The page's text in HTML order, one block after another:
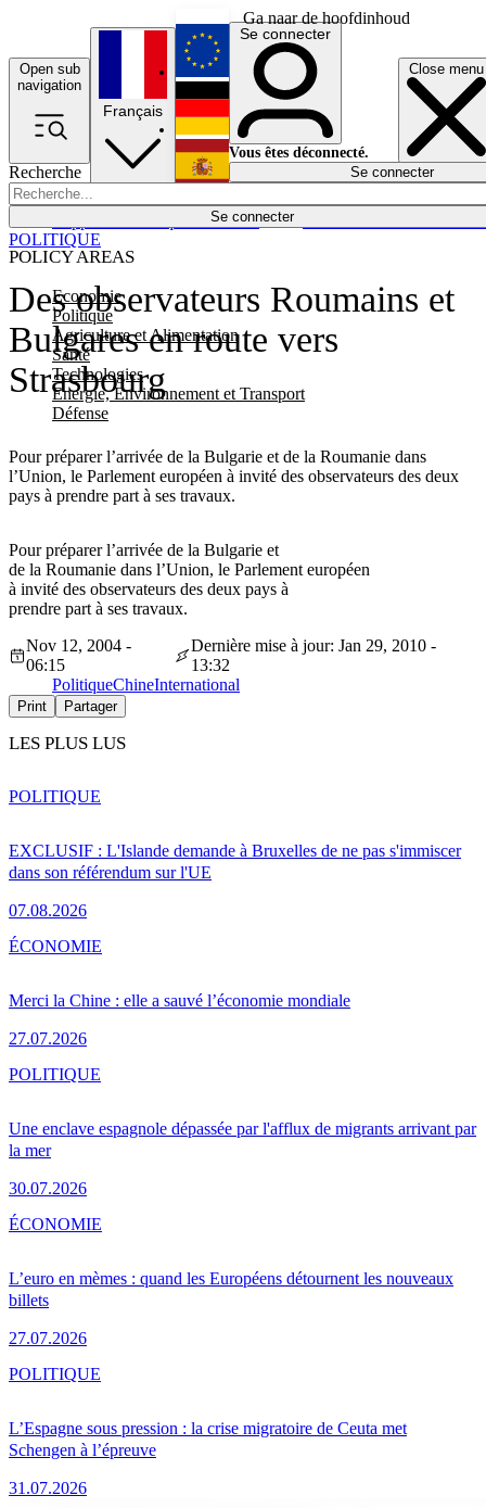
Ga naar de hoofdinhoud
Open sub
navigation
Close menu
Recherche
Se connecter
POLICY AREAS
Economie
Politique
Agriculture et Alimentation
Santé
Technologies
Energie, Environnement et Transport
Défense
Économie
Français
English
Deutsch
Español
Se connecter
Vous êtes déconnecté.
Se connecter
Des observateurs Roumains et
Bulgares en route vers
Strasbourg
Pour préparer l’arrivée de la Bulgarie et de la Roumanie dans
l’Union, le Parlement européen à invité des observateurs des deux
pays à prendre part à ses travaux.
POLITIQUE
Pour préparer l’arrivée de la Bulgarie et
de la Roumanie dans l’Union, le Parlement européen
à invité des observateurs des deux pays à
prendre part à ses travaux.
Nov 12, 2004 -
06:15
Dernière mise à jour: Jan 29, 2010 -
13:32
PolitiqueChineInternational
Print Partager
LES PLUS LUS
EXCLUSIF : L'Islande demande à Bruxelles de ne pas s'immiscer
dans son référendum sur l'UE
07.08.2026
POLITIQUE
Merci la Chine : elle a sauvé l’économie mondiale
27.07.2026
ÉCONOMIE
Une enclave espagnole dépassée par l'afflux de migrants arrivant par
la mer
30.07.2026
POLITIQUE
L’euro en mèmes : quand les Européens détournent les nouveaux
billets
27.07.2026
ÉCONOMIE
L’Espagne sous pression : la crise migratoire de Ceuta met
Schengen à l’épreuve
31.07.2026
POLITIQUE